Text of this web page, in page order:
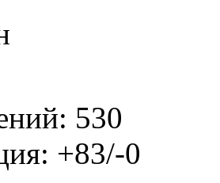
530
+83/-0